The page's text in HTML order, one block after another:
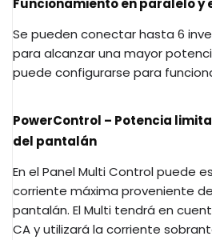
Funcionamiento en paralelo y
Se pueden conectar hasta 6
para alcanzar una mayor
puede configurarse para
PowerControl – Potencia
del pantalán
En el Panel Multi Control puede
corriente máxima proveniente
pantalán. El Multi tendrá en
CA y utilizará la corriente